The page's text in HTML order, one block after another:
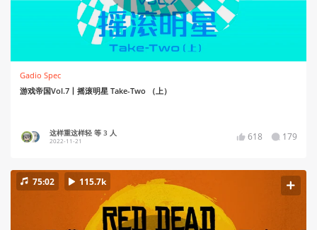
Gadio Spec
游戏帝国Vol.7丨摇滚明星 Take-Two （上）
这样重这样轻 等 3 人
2022-11-21 618 179
75:02 115.7k